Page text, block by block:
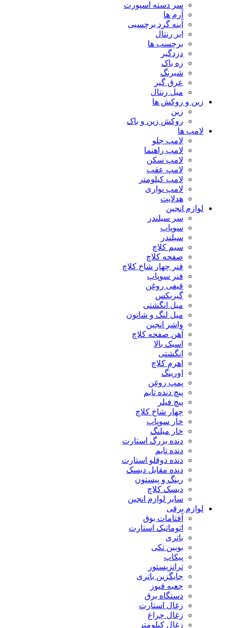
سر دسته اسپورت
آرم ها
آینه گرد برچسبی
ابر رنتال
برچسب ها
دزدگیر
زه باک
شبرنگ
عرق گیر
میل رنتال
زین و روکش ها
زین
روکش زین و باک
لامپ ها
لامپ جلو
لامپ راهنما
لامپ سکن
لامپ عقب
لامپ کیلومتر
لامپ نواری
هدلایت
لوازم انجین
سر سیلندر
سوپاپ
سیلندر
سیم کلاچ
صفحه کلاچ
فنر چهار شاخ کلاچ
فنر سوپاپ
قیفی روغن
گیربکس
میل انگشتی
میل لنگ و شاتون
واشر انجین
آهن صفحه کلاچ
اسبک بالا
انگشتی
اهرم کلاچ
اورینگ
پمپ روغن
پیچ دنده تایم
پیچ فیلر
چهار شاخ کلاچ
خار سوپاپ
خار میلنگ
دنده بزرگ استارت
دنده تایم
دنده دوقلو استارت
دنده مقابل دیسک
رینگ و پیستون
دیسک کلاچ
سایر لوازم انجین
لوازم برقی
آفتامات بوق
اتوماتیک استارت
باتری
بوبین تکی
پیکاپ
ترانزیستور
جایگزین باتری
جعبه فیوز
دستگاه برق
زغال استارت
زغال چراغ
زغال کیلومتر